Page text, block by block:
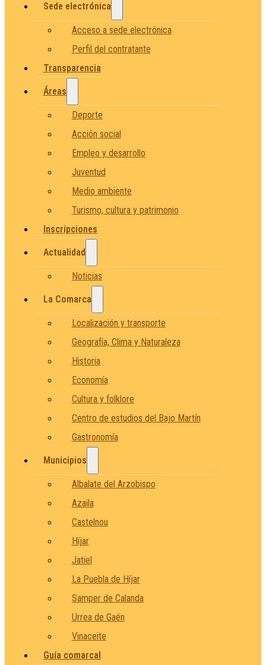
Sede electrónica
Acceso a sede electrónica
Perfil del contratante
Transparencia
Áreas
Deporte
Acción social
Empleo y desarrollo
Juventud
Medio ambiente
Turismo, cultura y patrimonio
Inscripciones
Actualidad
Noticias
La Comarca
Localización y transporte
Geografía, Clima y Naturaleza
Historia
Economía
Cultura y folklore
Centro de estudios del Bajo Martín
Gastronomía
Municipios
Albalate del Arzobispo
Azaila
Castelnou
Híjar
Jatiel
La Puebla de Híjar
Samper de Calanda
Urrea de Gaén
Vinaceite
Guía comarcal